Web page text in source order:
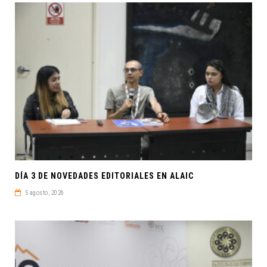
DÍA 3 DE NOVEDADES EDITORIALES EN ALAIC
5 agosto, 2026